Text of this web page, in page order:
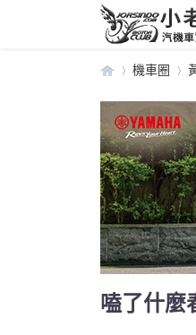
小›
機車圈
›
嗑了什麼